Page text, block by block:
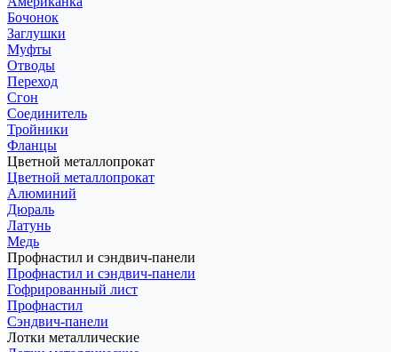
Бочонок
Заглушки
Муфты
Отводы
Переход
Сгон
Соединитель
Тройники
Фланцы
Цветной металлопрокат
Цветной металлопрокат
Алюминий
Дюраль
Латунь
Медь
Профнастил и сэндвич-панели
Профнастил и сэндвич-панели
Гофрированный лист
Профнастил
Сэндвич-панели
Лотки металлические